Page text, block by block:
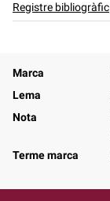
Registre bibliogràfic
Marca
Lema
Nota
Terme marca